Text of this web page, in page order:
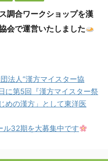
調合ワークショップを漢
会で運営いたしました
法人“漢方マイスター協
に第5回『漢方マイスター祭
の漢方」として東洋医
ル32期を大募集中です